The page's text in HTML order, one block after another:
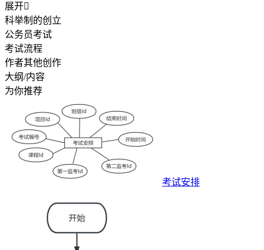
展开
科举制的创立
公务员考试
考试流程
作者其他创作
大纲/内容
为你推荐
考试安排